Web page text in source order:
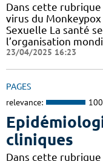
Dans cette
virus du
Sexuelle La santé
l’organisation
23/04/2025 16:23
PAGES
relevance:
cliniques
Dans cette